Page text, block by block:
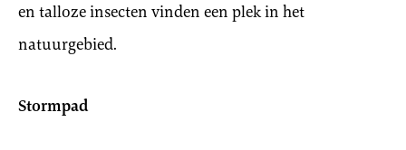
en talloze insecten vinden een plek in het
natuurgebied.
Stormpad